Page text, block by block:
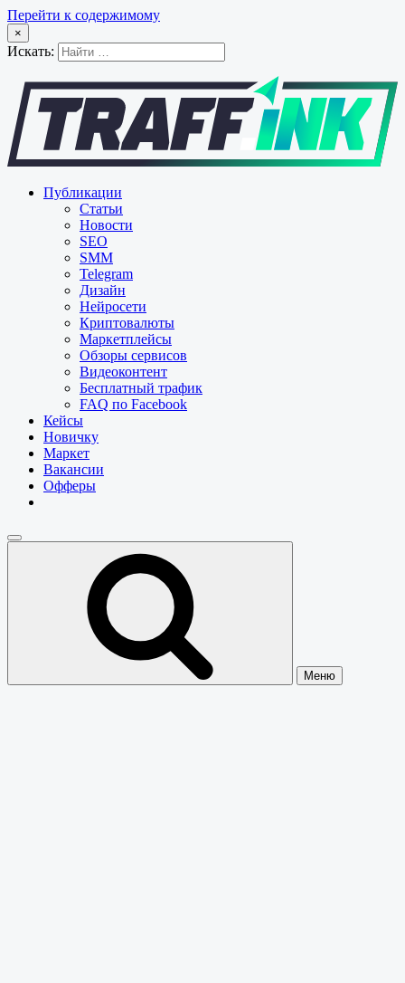
Перейти к содержимому
×
Искать:
Публикации
Статьи
Новости
SEO
SMM
Telegram
Дизайн
Нейросети
Криптовалюты
Маркетплейсы
Обзоры сервисов
Видеоконтент
Бесплатный трафик
FAQ по Facebook
Кейсы
Новичку
Маркет
Вакансии
Офферы
Меню